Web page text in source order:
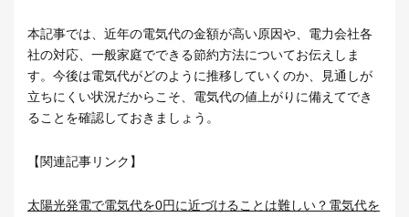
本記事では、近年の電気代の金額が高い原因や、電力会社各
社の対応、一般家庭でできる節約方法についてお伝えしま
す。今後は電気代がどのように推移していくのか、見通しが
立ちにくい状況だからこそ、電気代の値上がりに備えてでき
ることを確認しておきましょう。
【関連記事リンク】
太陽光発電で電気代を0円に近づけることは難しい？電気代を